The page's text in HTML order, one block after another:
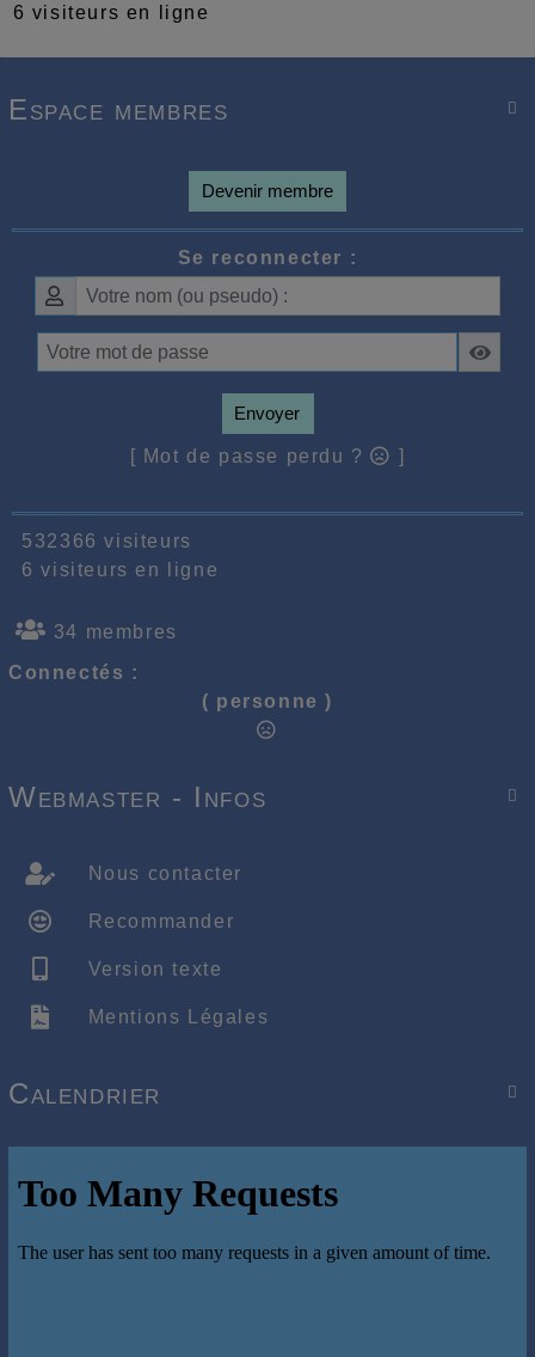
6 visiteurs en ligne

Espace membres
Devenir membre
Se reconnecter :
Envoyer
[ Mot de passe perdu ? ]
532366 visiteurs
6 visiteurs en ligne
34 membres
Connectés :
( personne )

Webmaster - Infos
Nous contacter
Recommander
Version texte
Mentions Légales

Calendrier